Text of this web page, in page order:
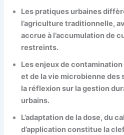
Les pratiques urbaines
l’agriculture traditionnelle,
accrue à l’accumulation de
restreints.
Les enjeux de
et de la vie microbienne des
la réflexion sur la gestion
urbains.
L’adaptation de la dose, du
d’application constitue la